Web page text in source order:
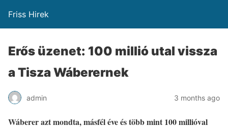
Friss Hirek
Erős üzenet: 100 millió utal vissza
a Tisza Wáberernek
admin 3 months ago
Wáberer azt mondta, másfél éve és több mint 100 millióval